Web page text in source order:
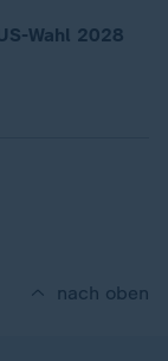
Wahl 2028
nach oben